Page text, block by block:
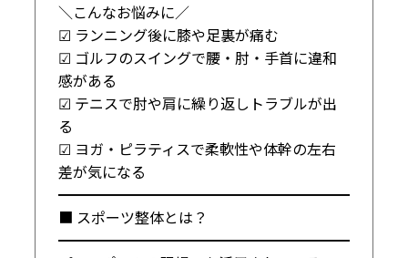
＼こんなお悩みに／
☑ ランニング後に膝や足裏が痛む
☑ ゴルフのスイングで腰・肘・手首に違和
感がある
☑ テニスで肘や肩に繰り返しトラブルが出
る
☑ ヨガ・ピラティスで柔軟性や体幹の左右
差が気になる
━━━━━━━━━━━━━━━━━━━━
■ スポーツ整体とは？
━━━━━━━━━━━━━━━━━━━━